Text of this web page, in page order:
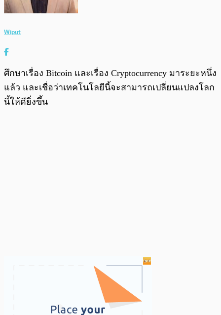
Wiput
ศึกษาเรื่อง Bitcoin และเรื่อง Cryptocurrency มาระยะหนึ่ง
แล้ว และเชื่อว่าเทคโนโลยีนี้จะสามารถเปลี่ยนแปลงโลก
นี้ให้ดียิ่งขึ้น